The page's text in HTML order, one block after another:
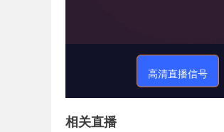
高清直播信号
相关直播